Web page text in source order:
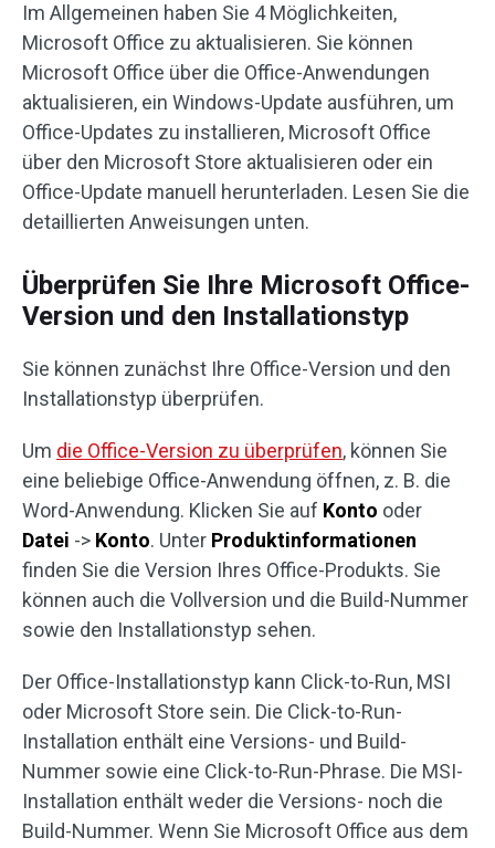
Im Allgemeinen haben Sie 4 Möglichkeiten,
Microsoft Office zu aktualisieren. Sie können
Microsoft Office über die Office-Anwendungen
aktualisieren, ein Windows-Update ausführen, um
Office-Updates zu installieren, Microsoft Office
über den Microsoft Store aktualisieren oder ein
Office-Update manuell herunterladen. Lesen Sie die
detaillierten Anweisungen unten.
Überprüfen Sie Ihre Microsoft Office-
Version und den Installationstyp
Sie können zunächst Ihre Office-Version und den
Installationstyp überprüfen.
Um die Office-Version zu überprüfen, können Sie
eine beliebige Office-Anwendung öffnen, z. B. die
Word-Anwendung. Klicken Sie auf Konto oder
Datei -> Konto. Unter Produktinformationen
finden Sie die Version Ihres Office-Produkts. Sie
können auch die Vollversion und die Build-Nummer
sowie den Installationstyp sehen.
Der Office-Installationstyp kann Click-to-Run, MSI
oder Microsoft Store sein. Die Click-to-Run-
Installation enthält eine Versions- und Build-
Nummer sowie eine Click-to-Run-Phrase. Die MSI-
Installation enthält weder die Versions- noch die
Build-Nummer. Wenn Sie Microsoft Office aus dem